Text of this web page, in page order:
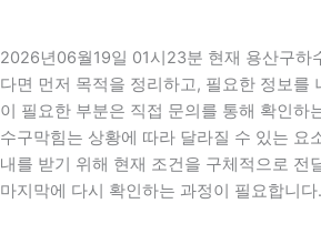
2026년06월19일 01시23분 현재 용산구하
다면 먼저 목적을 정리하고, 필요한 정보를
이 필요한 부분은 직접 문의를 통해 확인하
수구막힘는 상황에 따라 달라질 수 있는 요
내를 받기 위해 현재 조건을 구체적으로 전
마지막에 다시 확인하는 과정이 필요합니다.